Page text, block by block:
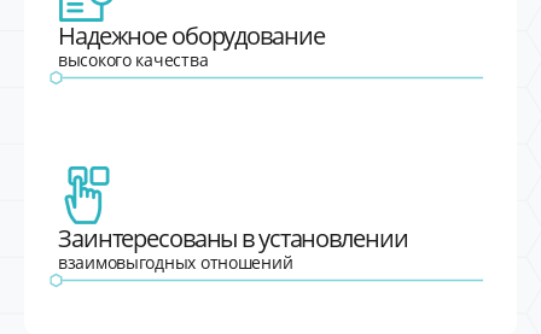
Надежное оборудование
высокого качества
Заинтересованы в установлении
взаимовыгодных отношений